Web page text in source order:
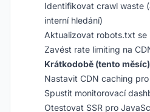
Identifikovat crawl waste
interní hledání)
Aktualizovat robots.txt se
Zavést rate limiting na
Krátkodobě (tento
Nastavit CDN caching
Spustit monitorovací
Otestovat SSR pro